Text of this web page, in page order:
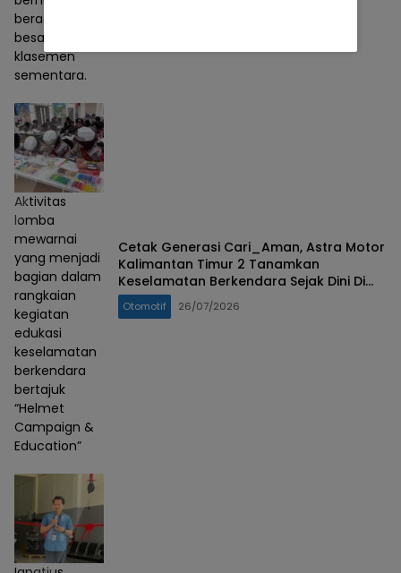
berada di 5
besar
klasemen
sementara.
Aktivitas
lomba
mewarnai
yang menjadi
bagian dalam
rangkaian
kegiatan
edukasi
keselamatan
berkendara
bertajuk
“Helmet
Campaign &
Education”
Cetak Generasi Cari_Aman, Astra Motor
Kalimantan Timur 2 Tanamkan
Keselamatan Berkendara Sejak Dini Di
Hari Anak Nasional
Otomotif 26/07/2026